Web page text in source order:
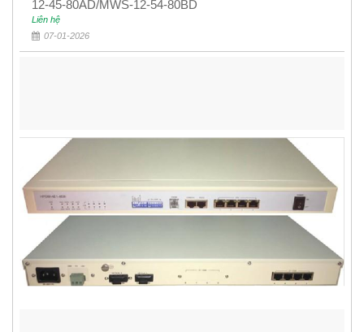
12-45-80AD/MWS-12-54-80BD
Liên hệ
07-01-2026